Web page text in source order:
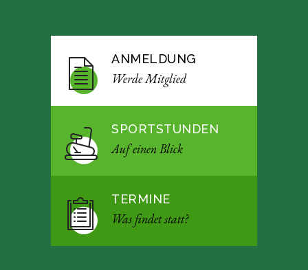
ANMELDUNG
Werde Mitglied
SPORTSTUNDEN
Auf einen Blick
TERMINE
Was findet statt?